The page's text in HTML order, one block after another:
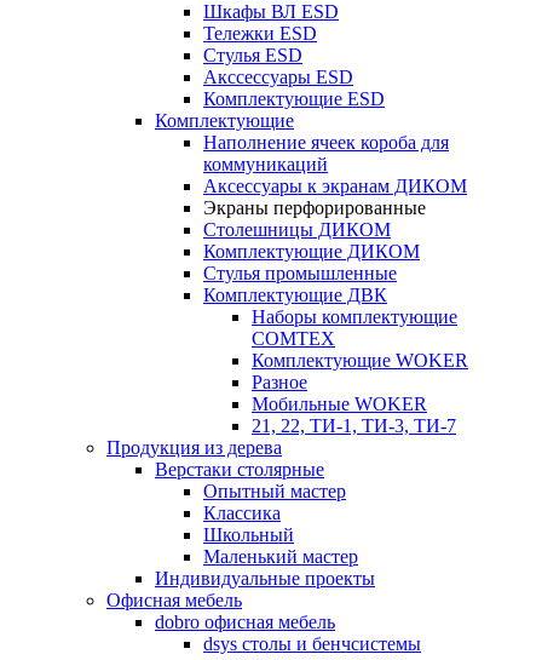
Шкафы ВЛ ESD
Тележки ESD
Стулья ESD
Акссессуары ESD
Комплектующие ESD
Комплектующие
Наполнение ячеек короба для
коммуникаций
Аксессуары к экранам ДИКОМ
Экраны перфорированные
Cтолешницы ДИКОМ
Комплектующие ДИКОМ
Стулья промышленные
Комплектующие ДВК
Наборы комплектующие
COMTEX
Комплектующие WOKER
Разное
Мобильные WOKER
21, 22, ТИ-1, ТИ-3, ТИ-7
Продукция из дерева
Верстаки столярные
Опытный мастер
Классика
Школьный
Маленький мастер
Индивидуальные проекты
Офисная мебель
dobro офисная мебель
dsys столы и бенчсистемы